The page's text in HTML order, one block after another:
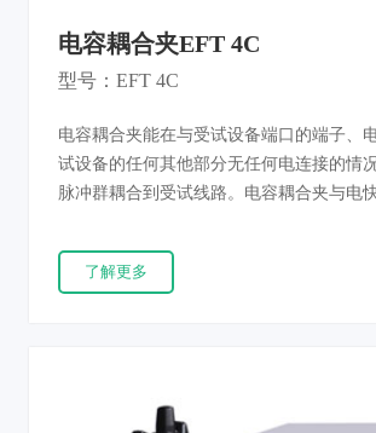
电容耦合夹EFT 4C
型号：EFT 4C
电容耦合夹能在与受试设备端口的端子、
试设备的任何其他部分无任何电连接的情
脉冲群耦合到受试线路。电容耦合夹与电
上叠加干扰，进行系统抗干扰试验。符合
GB/T17626.4的标准要求。
了解更多